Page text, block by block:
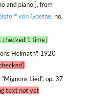
and piano ], from
von Goethe, no.
checked 1 time]
Heimath", 1920
Lied", op. 37
text not yet